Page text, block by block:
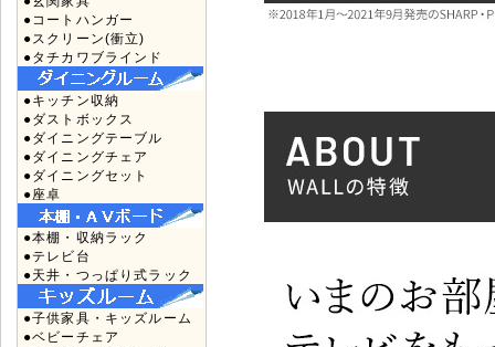
●コートハンガー
●スクリーン(衝立)
●タチカワブラインド
●キッチン収納
●ダストボックス
●ダイニングテーブル
●ダイニングチェア
●ダイニングセット
●座卓
●本棚・収納ラック
●テレビ台
●天井・つっぱり式ラック
●子供家具・キッズルーム
●ベビーチェア